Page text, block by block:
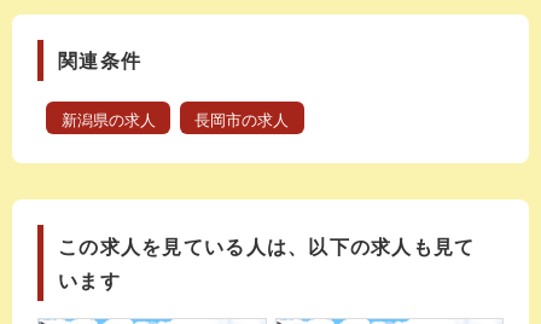
関連条件
新潟県の求人 長岡市の求人
この求人を見ている人は、以下の求人も見て
います